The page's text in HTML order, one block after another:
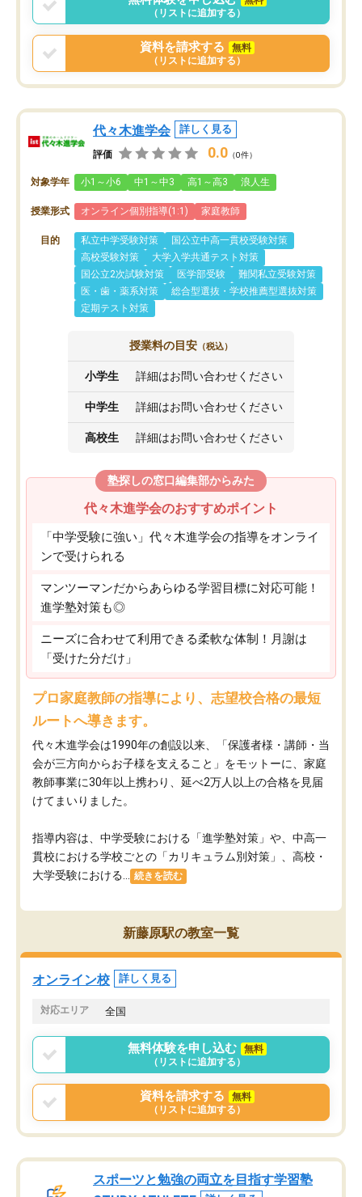
（リストに追加する）
資料を請求する
無料
（リストに追加する）
代々木進学会 詳しく見る
評価 0.0 （0件）
対象学年 小1～小6 中1～中3 高1～高3 浪人生
授業形式 オンライン個別指導(1:1) 家庭教師
目的 私立中学受験対策
国公立中高一貫校受験対策
高校受験対策
大学入学共通テスト対策
国公立2次試験対策
医学部受験
難関私立受験対策
医・歯・薬系対策
総合型選抜・学校推薦型選抜対策
定期テスト対策
授業料の目安 （税込）
小学生 詳細はお問い合わせください
中学生 詳細はお問い合わせください
高校生 詳細はお問い合わせください
塾探しの窓口編集部からみた
代々木進学会のおすすめポイント
「中学受験に強い」代々木進学会の指導をオンライ
ンで受けられる
マンツーマンだからあらゆる学習目標に対応可能！
進学塾対策も◎
ニーズに合わせて利用できる柔軟な体制！月謝は
「受けた分だけ」
プロ家庭教師の指導により、志望校合格の最短
ルートへ導きます。
代々木進学会は1990年の創設以来、「保護者様・講師・当
会が三方向からお子様を支えること」をモットーに、家庭
教師事業に30年以上携わり、延べ2万人以上の合格を見届
けてまいりました。
指導内容は、中学受験における「進学塾対策」や、中高一
貫校における学校ごとの「カリキュラム別対策」、高校・
大学受験における...
続きを読む
新藤原駅の教室一覧
オンライン校 詳しく見る
対応エリア 全国
無料体験を申し込む
無料
（リストに追加する）
資料を請求する
無料
（リストに追加する）
スポーツと勉強の両立を目指す学習塾